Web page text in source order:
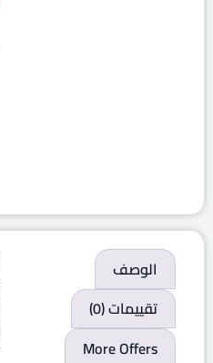
الوصف
تقييمات (0)
More Offers